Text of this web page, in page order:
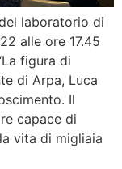
laboratorio di
alle ore 17.45
figura di
di Arpa, Luca
Il
capace di
vita di migliaia